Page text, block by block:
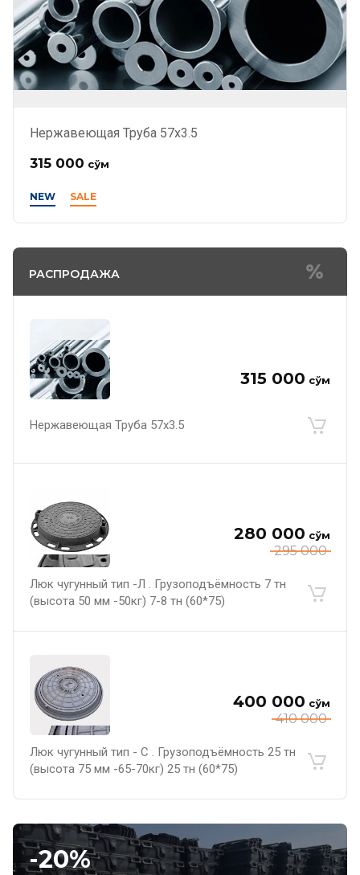
Нержавеющая Труба 57х3.5
NEW SALE
315 000 сўм
РАСПРОДАЖА
315 000 сўм
Нержавеющая Труба 57х3.5
295 000
280 000 сўм
Люк чугунный тип -Л . Грузоподъёмность 7 тн
(высота 50 мм -50кг) 7-8 тн (60*75)
410 000
400 000 сўм
Люк чугунный тип - С . Грузоподъёмность 25 тн
(высота 75 мм -65-70кг) 25 тн (60*75)
-20%